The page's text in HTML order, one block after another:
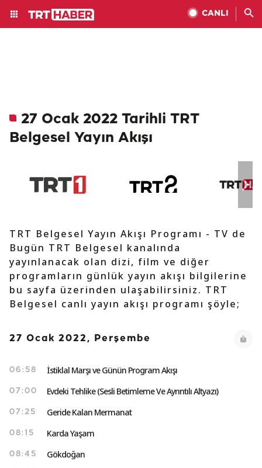
CANLI
27 Ocak 2022 Tarihli TRT
Belgesel Yayın Akışı
TRT Belgesel Yayın Akışı Programı - TV de
Bugün TRT Belgesel kanalında
yayınlanacak olan dizi, film ve diğer
programların günlük yayın akışı bilgilerine
bu sayfa üzerinden ulaşabilirsiniz. TRT
Belgesel canlı yayın akışı programı şöyle;
27 Ocak 2022, Perşembe
06:58 İstiklal Marşı ve Günün Program Akışı
07:00 Evdeki Tehlike (Sesli Betimleme Ve Ayrıntılı Altyazı)
07:25 Geride Kalan Mermanat
08:15 Karda Yaşam
08:45 Gökdoğan